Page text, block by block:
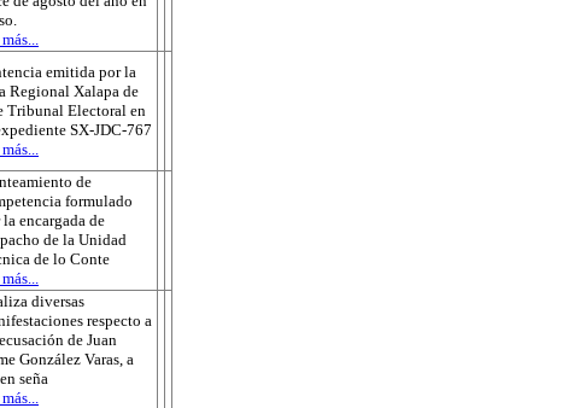
emitida por la
Regional Xalapa de
Tribunal Electoral en
SX-JDC-767
de
formulado
encargada de
de la Unidad
de lo Conte
diversas
respecto a
de Juan
González Varas, a
seña